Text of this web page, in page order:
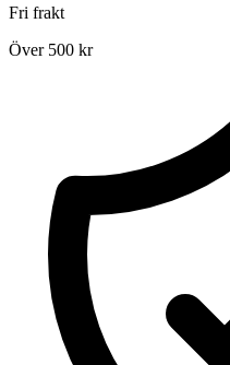
Fri frakt
Över 500 kr